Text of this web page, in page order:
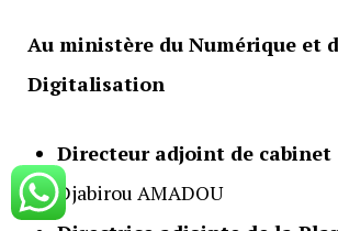
Au ministère du Numérique et
Digitalisation
Directeur adjoint de cabinet
Djabirou AMADOU